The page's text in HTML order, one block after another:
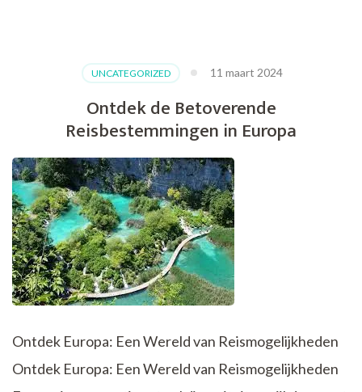
voor
Volgende
Avontuur!
UNCATEGORIZED 11 maart 2024
Ontdek de Betoverende
Reisbestemmingen in Europa
Ontdek Europa: Een Wereld van Reismogelijkheden
Ontdek Europa: Een Wereld van Reismogelijkheden